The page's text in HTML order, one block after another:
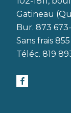
Gatineau
Bur. 873
Sans frais
Téléc. 819
FACEBOOK